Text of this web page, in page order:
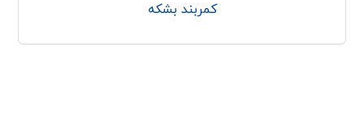
کمربند بشکه